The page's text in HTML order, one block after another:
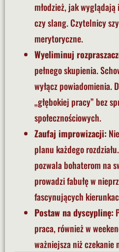
młodzież, jak
czy slang. Czytelnicy
merytoryczne.
Wyeliminuj
pełnego skupienia.
wyłącz powiadomienia.
„głębokiej pracy” bez
społecznościowych.
Zaufaj improwizacji:
planu każdego
pozwala bohaterom na
prowadzi fabułę w
fascynujących
Postaw na dyscyplinę:
praca, również w
ważniejsza niż czekanie